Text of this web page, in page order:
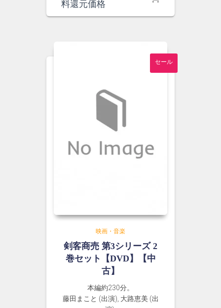
価
料還元価格
セール
映画・音楽
剣客商売 第3シリーズ 2
巻セット【DVD】【中
古】
本編約230分。
藤田まこと (出演), 大路恵美 (出